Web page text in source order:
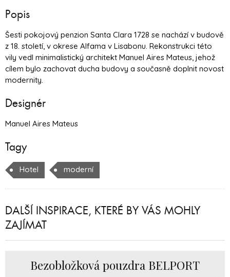
Popis
Šesti pokojový penzion Santa Clara 1728 se nachází v budově
z 18. století, v okrese Alfama v Lisabonu. Rekonstrukci této
vily vedl minimalistický architekt Manuel Aires Mateus, jehož
cílem bylo zachovat ducha budovy a současně doplnit novost
modernity.
Designér
Manuel Aires Mateus
Tagy
Hotel moderní
DALŠÍ INSPIRACE, KTERÉ BY VÁS MOHLY
ZAJÍMAT
Bezobložková pouzdra BELPORT